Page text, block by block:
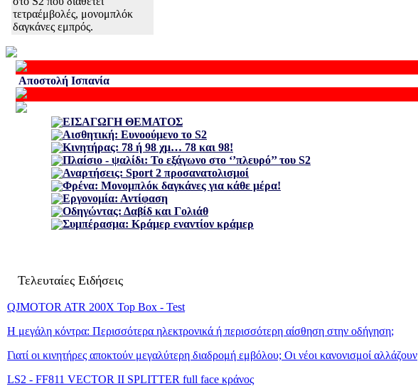
τετραέμβολές, μονομπλόκ
δαγκάνες εμπρός.
Aποστολή Ισπανία
ΕΙΣΑΓΩΓΗ ΘΕΜΑΤΟΣ
Αισθητική: Ευνοούμενο το S2
Κινητήρας: 78 ή 98 χμ… 78 και 98!
Πλαίσιο - ψαλίδι: Το εξάγωνο στο ‘’πλευρό’’ του S2
Αναρτήσεις: Sport 2 προσανατολισμοί
Φρένα: Μονομπλόκ δαγκάνες για κάθε μέρα!
Εργονομία: Αντίφαση
Οδηγώντας: Δαβίδ και Γολιάθ
Συμπέρασμα: Κράμερ εναντίον κράμερ
Τελευταίες Ειδήσεις
QJMOTOR ATR 200X Top Box - Test
Η μεγάλη κόντρα: Περισσότερα ηλεκτρονικά ή περισσότερη αίσθηση στην οδήγηση;
Γιατί οι κινητήρες αποκτούν μεγαλύτερη διαδρομή εμβόλου; Οι νέοι κανονισμοί αλλάζουν
LS2 - FF811 VECTOR II SPLITTER full face κράνος